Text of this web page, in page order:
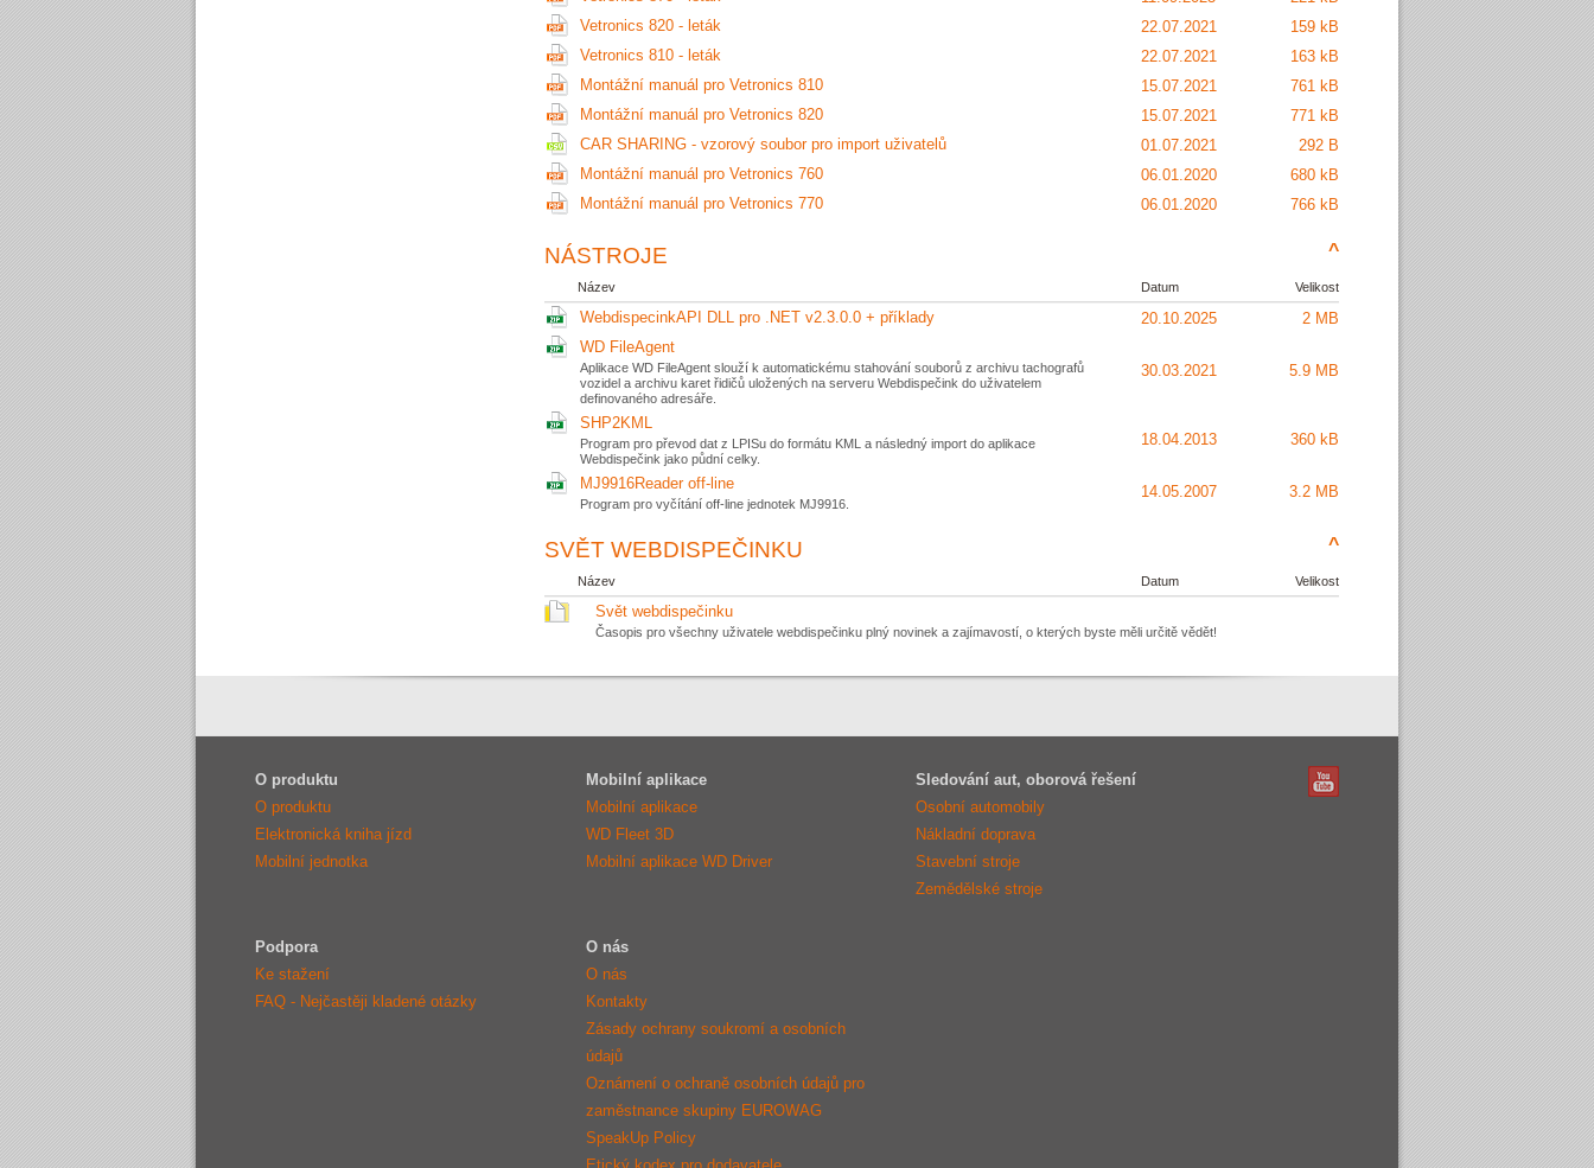
Vetronics 820 - leták
22.07.2021
159 kB
Vetronics 810 - leták
22.07.2021
163 kB
Montážní manuál pro Vetronics 810
15.07.2021
761 kB
Montážní manuál pro Vetronics 820
15.07.2021
771 kB
CAR SHARING - vzorový soubor pro import uživatelů
01.07.2021
292 B
Montážní manuál pro Vetronics 760
06.01.2020
680 kB
Montážní manuál pro Vetronics 770
06.01.2020 766 kB
^
NÁSTROJE
Název Datum Velikost
WebdispecinkAPI DLL pro .NET v2.3.0.0 + příklady 20.10.2025
2 MB
WD FileAgent
Aplikace WD FileAgent slouží k automatickému stahování souborů z archivu tachografů
vozidel a archivu karet řidičů uložených na serveru Webdispečink do uživatelem
definovaného adresáře.
30.03.2021 5.9 MB
SHP2KML
Program pro převod dat z LPISu do formátu KML a následný import do aplikace
Webdispečink jako půdní celky.
18.04.2013 360 kB
MJ9916Reader off-line
Program pro vyčítání off-line jednotek MJ9916.
14.05.2007 3.2 MB
^
SVĚT WEBDISPEČINKU
Název Datum Velikost
Svět webdispečinku
Časopis pro všechny uživatele webdispečinku plný novinek a zajímavostí, o kterých byste měli určitě vědět!
O produktu
O produktu
Elektronická kniha jízd
Mobilní jednotka
Mobilní aplikace
Mobilní aplikace
WD Fleet 3D
Mobilní aplikace WD Driver
Sledování aut, oborová řešení
Osobní automobily
Nákladní doprava
Stavební stroje
Zemědělské stroje
Podpora
Ke stažení
FAQ - Nejčastěji kladené otázky
O nás
O nás
Kontakty
Zásady ochrany soukromí a osobních
údajů
Oznámení o ochraně osobních údajů pro
zaměstnance skupiny EUROWAG
SpeakUp Policy